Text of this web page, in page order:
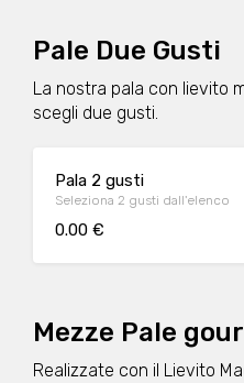
Pale Due Gusti
La nostra pala con lievito
scegli due gusti.
Pala 2 gusti
Seleziona 2 gusti dall'elenco
0.00 €
Mezze Pale
Realizzate con il Lievito